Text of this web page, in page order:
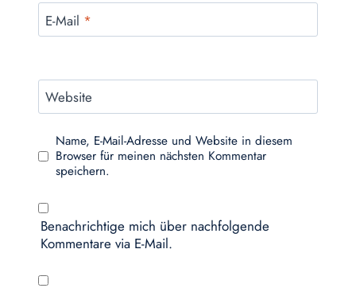
E-Mail *
Website
Name, E-Mail-Adresse und Website in diesem
Browser für meinen nächsten Kommentar
speichern.
Benachrichtige mich über nachfolgende
Kommentare via E-Mail.